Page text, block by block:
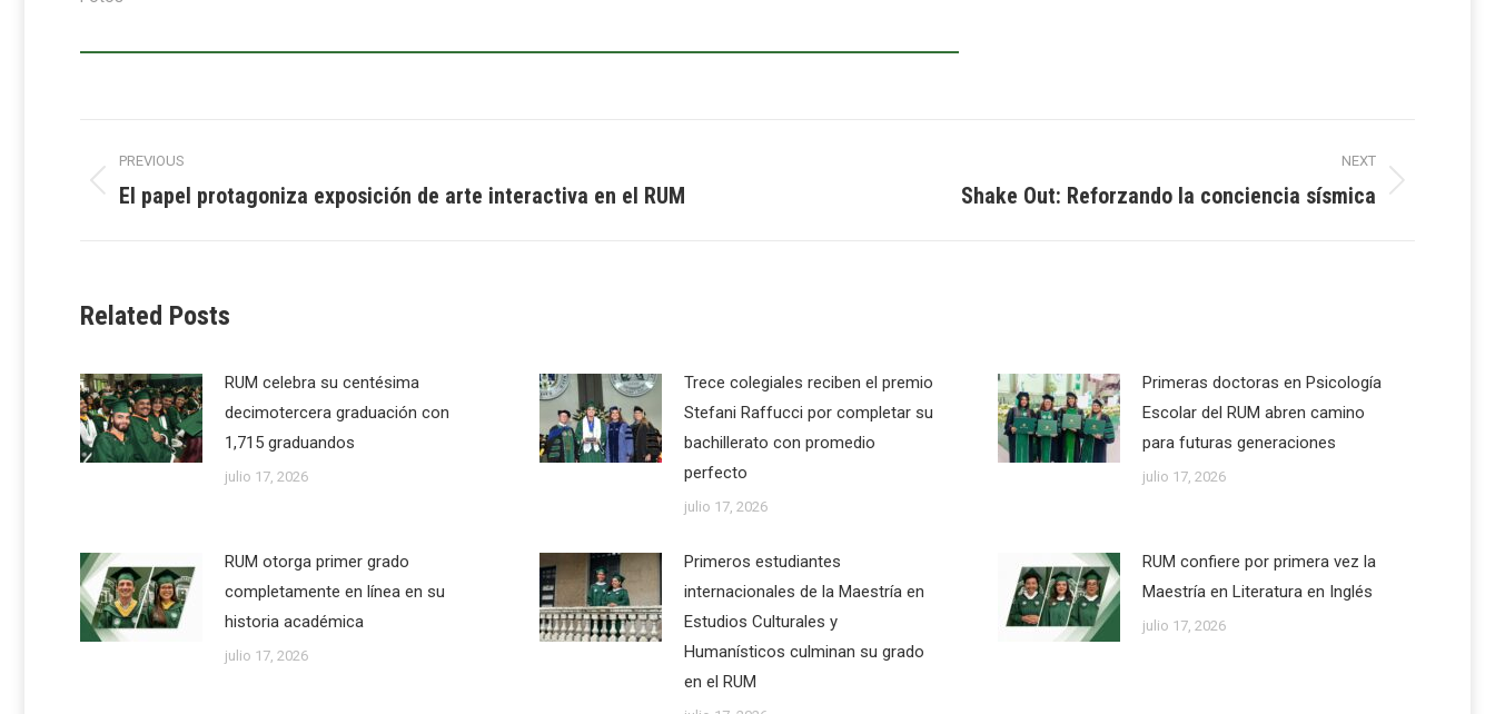
Post
navigation
PREVIOUS
Previous
El papel protagoniza exposición de arte interactiva en el RUM
NEXT
Shake Out: Reforzando la conciencia sísmica
Related Posts
RUM celebra su centésima
decimotercera graduación con
1,715 graduandos
julio 17, 2026
Trece colegiales reciben el premio
Stefani Raffucci por completar su
bachillerato con promedio
perfecto
julio 17, 2026
Primeras doctoras en Psicología
Escolar del RUM abren camino
para futuras generaciones
julio 17, 2026
RUM otorga primer grado
completamente en línea en su
historia académica
julio 17, 2026
Primeros estudiantes
internacionales de la Maestría en
Estudios Culturales y
Humanísticos culminan su grado
en el RUM
RUM confiere por primera vez la
Maestría en Literatura en Inglés
julio 17, 2026